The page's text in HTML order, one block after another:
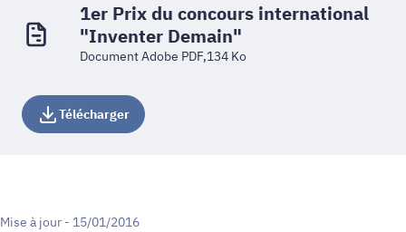
1er Prix du concours international
"Inventer Demain"
Document Adobe PDF,134 Ko
Télécharger
Mise à jour - 15/01/2016